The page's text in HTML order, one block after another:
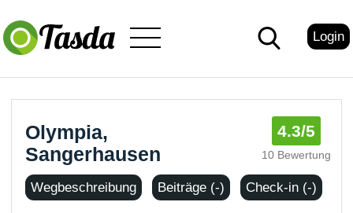
Login
Olympia,
Sangerhausen
4.3/5
10 Bewertung
Wegbeschreibung Beiträge (-) Check-in (-)